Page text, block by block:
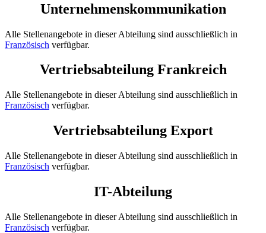
Unternehmenskommunikation
Alle Stellenangebote in dieser Abteilung sind ausschließlich in
Französisch verfügbar.
Vertriebsabteilung Frankreich
Alle Stellenangebote in dieser Abteilung sind ausschließlich in
Französisch verfügbar.
Vertriebsabteilung Export
Alle Stellenangebote in dieser Abteilung sind ausschließlich in
Französisch verfügbar.
IT-Abteilung
Alle Stellenangebote in dieser Abteilung sind ausschließlich in
Französisch verfügbar.